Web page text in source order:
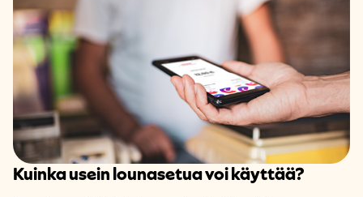
Kuinka usein lounasetua voi käyttää?